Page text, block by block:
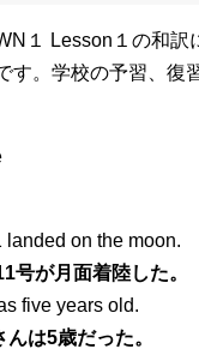
１ Lesson１の和訳
す。学校の予習、復
landed on the moon.
号が月面着陸した。
five years old.
は5歳だった。